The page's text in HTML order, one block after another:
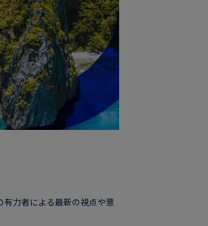
有力者による最新の視点や意